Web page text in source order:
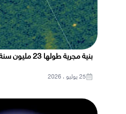
بنية مجرية طولها 23 مليون سنة ضوئية!
25 يوليو ، 2026